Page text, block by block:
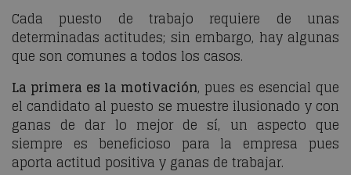
Cada puesto de trabajo requiere de unas
determinadas actitudes; sin embargo, hay algunas
que son comunes a todos los casos.
La primera es la motivación, pues es esencial que
el candidato al puesto se muestre ilusionado y con
ganas de dar lo mejor de sí, un aspecto que
siempre es beneficioso para la empresa pues
aporta actitud positiva y ganas de trabajar.